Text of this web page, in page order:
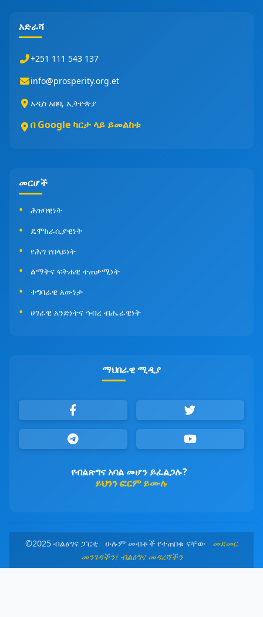
አድራሻ
+251 111 543 137
info@prosperity.org.et
አዲስ አበባ, ኢትዮጵያ
በ Google ካርታ ላይ ይመልከቱ
መርሆች
ሕዝባዊነት
ዴሞክራሲያዊነት
የሕግ የበላይነት
ልማትና ፍትሐዊ ተጠቃሚነት
ተግባራዊ እውነታ
ሀገራዊ አንድነትና ኅብረ ብሔራዊነት
ማህበራዊ ሚዲያ
የብልጽግና አባል መሆን ይፈልጋሉ?
ይህንን ፎርም ይሙሉ
©2025 ብልፅግና ፓርቲ ሁሉም መብቶች የተጠበቁ ናቸው መደመር
መንገዳችን፤ ብልፅግና መዳረሻችን